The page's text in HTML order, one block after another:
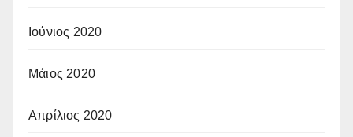
Ιούνιος 2020
Μάιος 2020
Απρίλιος 2020